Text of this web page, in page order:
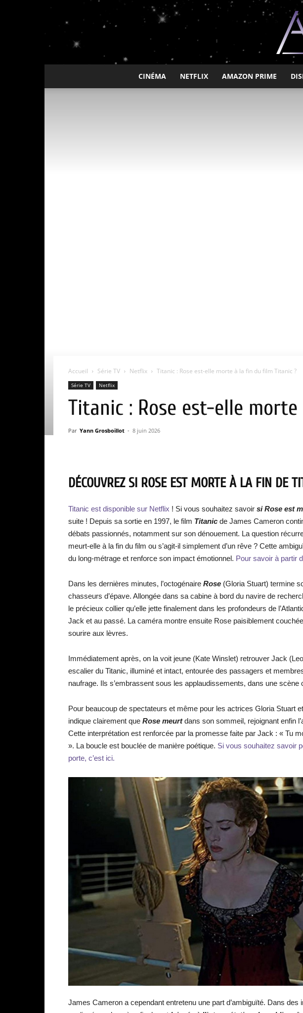
CINÉMA NETFLIX AMAZON PRIME
Accueil Série TV Netflix Titanic : Rose est-elle morte à la fin du film Titanic ?
Série TV Netflix
Titanic : Rose est-elle
Par Yann Grosboillot - 8 juin 2026
DÉCOUVREZ SI ROSE EST MORTE À LA FIN DE
Titanic est disponible sur Netflix ! Si vous souhaitez savoir si Rose est
suite ! Depuis sa sortie en 1997, le film Titanic de James Cameron
débats passionnés, notamment sur son dénouement. La question
meurt-elle à la fin du film ou s’agit-il simplement d’un rêve ? Cette
du long-métrage et renforce son impact émotionnel. Pour savoir à partir
Dans les dernières minutes, l’octogénaire Rose (Gloria Stuart) termine
chasseurs d’épave. Allongée dans sa cabine à bord du navire de
le précieux collier qu’elle jette finalement dans les profondeurs de
Jack et au passé. La caméra montre ensuite Rose paisiblement
sourire aux lèvres.
Immédiatement après, on la voit jeune (Kate Winslet) retrouver Jack
escalier du Titanic, illuminé et intact, entourée des passagers et
naufrage. Ils s’embrassent sous les applaudissements, dans une scène
Pour beaucoup de spectateurs et même pour les actrices Gloria Stuart
indique clairement que Rose meurtdans son sommeil, rejoignant enfin
Cette interprétation est renforcée par la promesse faite par Jack : « Tu
». La boucle est bouclée de manière poétique. Si vous souhaitez savoir
porte, c’est ici.
James Cameron a cependant entretenu une part d’ambiguïté. Dans